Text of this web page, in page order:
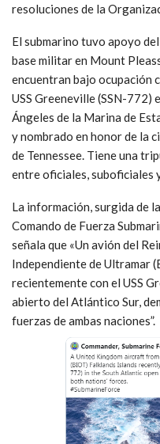
resoluciones de la
El submarino tuvo apoyo
base militar en Mount
encuentran bajo ocupación
USS Greeneville (SSN-772)
Ángeles de la Marina de
y nombrado en honor de la
de Tennessee. Tiene una
entre oficiales, suboficiales
La información, surgida de
Comando de Fuerza
señala que «Un avión del
Independiente de Ultramar
recientemente con el USS
abierto del Atlántico Sur,
fuerzas de ambas naciones”.